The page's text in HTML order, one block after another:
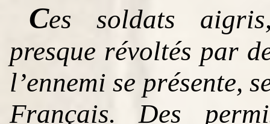
Ces soldats
presque révoltés par
l’ennemi se présente,
Français. Des